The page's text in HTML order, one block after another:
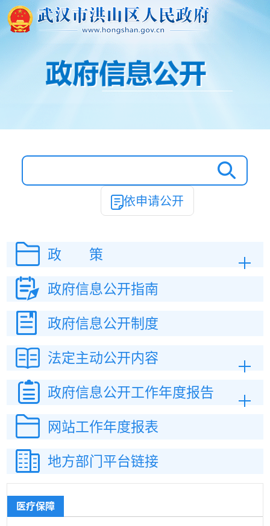
依申请公开
政 策
政府信息公开指南
政府信息公开制度
法定主动公开内容
政府信息公开工作年度报告
网站工作年度报表
地方部门平台链接
医疗保障